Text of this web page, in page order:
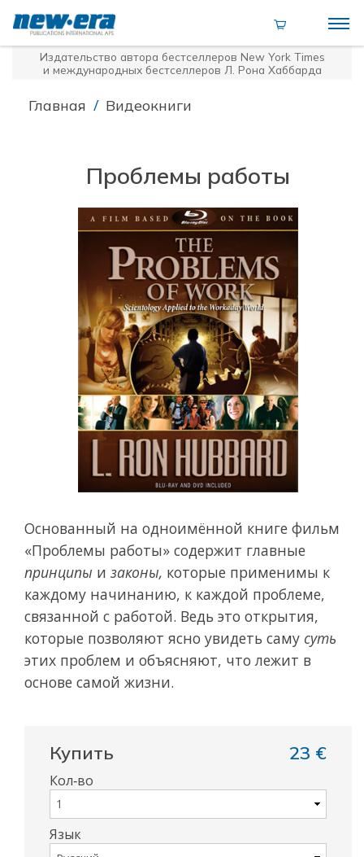
Издательство автора бестселлеров New York Times
и международных бестселлеров Л. Рона Хаббарда
Главная / Видеокниги
Проблемы работы
Основанный на одноимённой книге фильм
«Проблемы работы» содержит главные
принципы и законы, которые применимы к
каждому начинанию, к каждой проблеме,
связанной с работой. Ведь это открытия,
которые позволяют ясно увидеть саму суть
этих проблем и объясняют, что лежит в
основе самой жизни.
Купить 23 €
Кол‑во
Язык